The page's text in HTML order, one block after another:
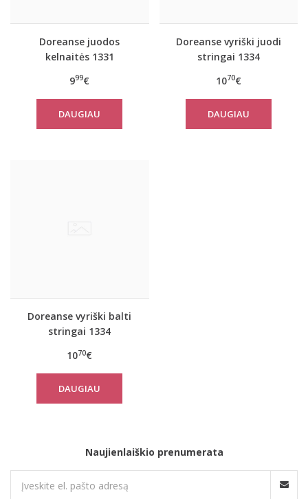
Doreanse juodos
kelnaitės 1331
999€
DAUGIAU
Doreanse vyriški juodi
stringai 1334
1070€
DAUGIAU
Doreanse vyriški balti
stringai 1334
1070€
DAUGIAU
Naujienlaiškio prenumerata